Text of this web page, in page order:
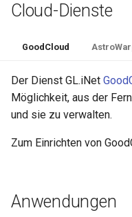
Cloud-Dienste
GoodCloud
Der Dienst GL.iNet
Möglichkeit, aus der
und sie zu verwalten.
Zum Einrichten von
Anwendungen